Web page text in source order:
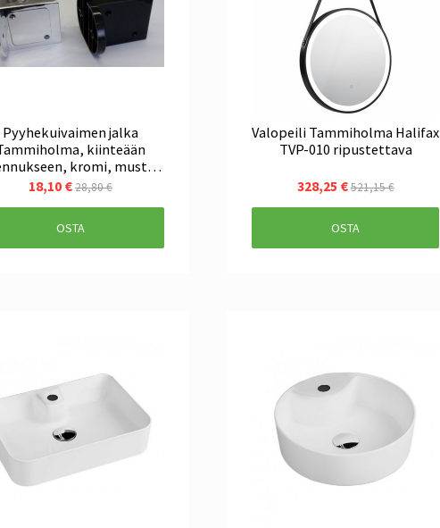
Pyyhekuivaimen jalka
kiinteään
kromi, musta,
valkoinen
18,10 €28,80 €
OSTA
Valopeili Tammiholma Halifax
TVP-010 ripustettava
328,25 €521,15 €
OSTA